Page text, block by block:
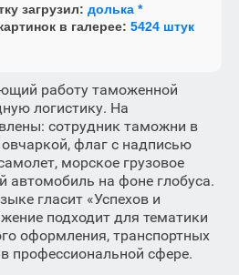
загрузил: долька *
в галерее: 5424 штук
работу таможенной
логистику. На
сотрудник таможни в
флаг с надписью
морское грузовое
автомобиль на фоне глобуса.
гласит «Успехов и
подходит для тематики
оформления, транспортных
профессиональной сфере.